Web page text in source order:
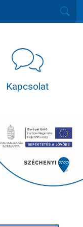
Kapcsolat
alatt